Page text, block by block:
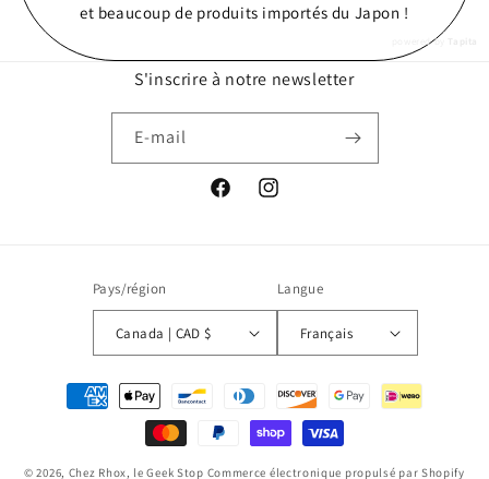
et beaucoup de produits importés du Japon !
powered by
S'inscrire à notre newsletter
E-mail
FacebookInstagram
Pays/région
Canada | CAD $
Langue
Français
Moyens
© 2026, Chez Rhox, le Geek Stop Commerce électronique propulsé par Shopify